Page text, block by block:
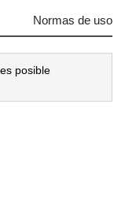
Normas de uso
posible